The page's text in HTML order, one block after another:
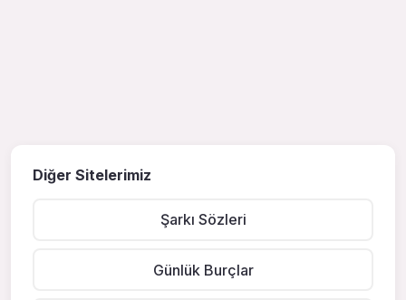
Diğer Sitelerimiz
Şarkı Sözleri
Günlük Burçlar